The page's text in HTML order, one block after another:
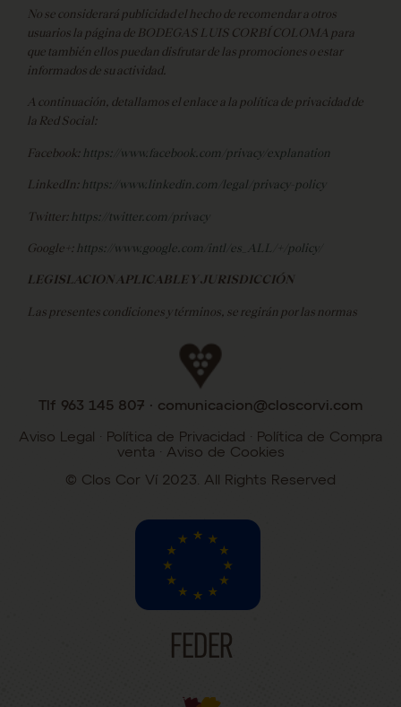
No se considerará publicidad el hecho de recomendar a otros
usuarios la página de BODEGAS LUIS CORBÍ COLOMA para
que también ellos puedan disfrutar de las promociones o estar
informados de su actividad.
A continuación, detallamos el enlace a la política de privacidad de
la Red Social:
Facebook: https://www.facebook.com/privacy/explanation
LinkedIn: https://www.linkedin.com/legal/privacy-policy
Twitter: https://twitter.com/privacy
Google+: https://www.google.com/intl/es_ALL/+/policy/
LEGISLACION APLICABLE Y JURISDICCIÓN
Las presentes condiciones y términos, se regirán por las normas
Las partes renuncian expresamente al fuero que les pudiera
corresponder y aceptan someterse a los Juzgados y Tribunales de
Valencia, en la resolución de controversias que puedan surgir en la
Última versión 14-11-25
FEDER
Tlf 963 145 807 · comunicacion@closcorvi.com
Aviso Legal · Política de Privacidad · Política de Compra
venta · Aviso de Cookies
©️ Clos Cor Ví 2023. All Rights Reserved